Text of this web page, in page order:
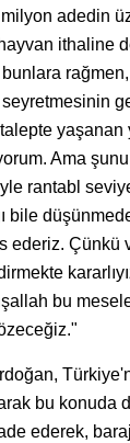
adedin
ithaline
seyretmesinin
Ama
rantabl
bile
ederiz. Çünkü
bu
bu konuda
ederek,